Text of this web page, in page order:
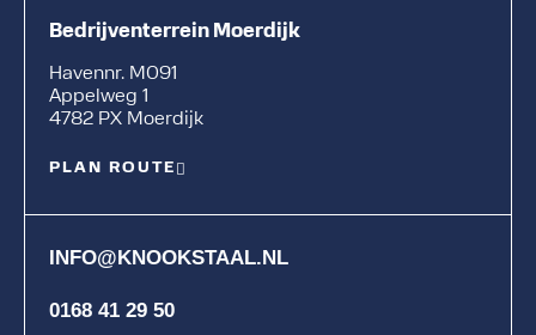
Bedrijventerrein Moerdijk
Havennr. M091
Appelweg 1
4782 PX Moerdijk
PLAN ROUTE
INFO@KNOOKSTAAL.NL
0168 41 29 50